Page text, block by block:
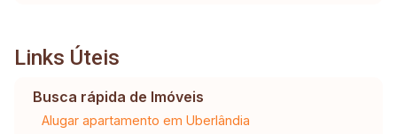
Links Úteis
Busca rápida de Imóveis
Alugar apartamento em Uberlândia